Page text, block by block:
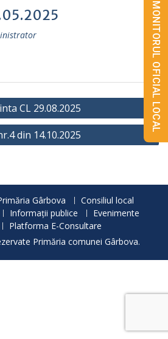
CL 29.08.2025
din 14.10.2025
Gârbova
Consiliul local
Informații publice
Evenimente
Platforma E-Consultare
Primăria comunei Gârbova.
MONITORUL OFICIAL LOCAL